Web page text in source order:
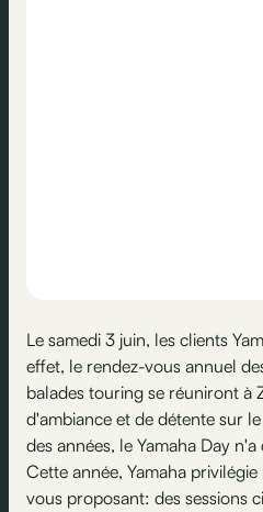
Le samedi 3 juin, les clients
effet, le rendez-vous annuel
balades touring se réuniront à
d'ambiance et de détente sur
des années, le Yamaha Day
Cette année, Yamaha
vous proposant: des sessions